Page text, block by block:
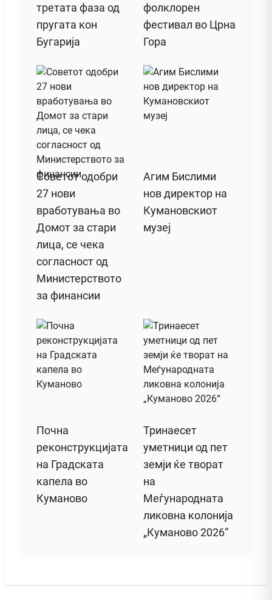
третата фаза од
пругата кон
Бугарија
фолклорен
фестивал во Црна
Гора
Советот одобри
27 нови
вработувања во
Домот за стари
лица, се чека
согласност од
Министерството
за финансии
Агим Бислими
нов директор на
Кумановскиот
музеј
Почна
реконструкцијата
на Градската
капела во
Куманово
Тринаесет
уметници од пет
земји ќе творат
на
Меѓународната
ликовна колонија
„Куманово 2026“